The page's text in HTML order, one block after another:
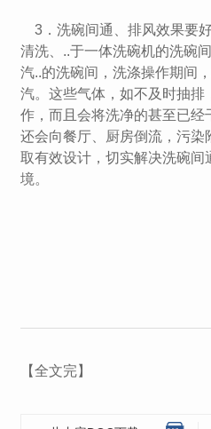
3．洗碗间通、排风效果要
清洗、..于一体洗碗机的洗碗
汽..的洗碗间，洗涤操作期间
汽。这些气体，如不及时抽排
作，而且会将洗净的甚至已经
还会向餐厅、厨房倒流，污
取有效设计，切实解决洗碗
境。
【全文完】